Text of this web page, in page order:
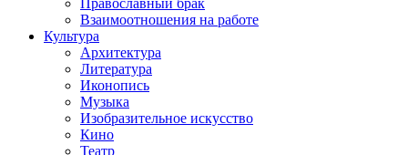
Православный брак
Взаимоотношения на работе
Культура
Архитектура
Литература
Иконопись
Музыка
Изобразительное искусство
Кино
Театр